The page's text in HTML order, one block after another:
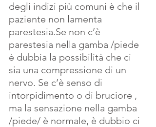
degli indizi più comuni è che il
paziente non lamenta
parestesia.Se non c’è
parestesia nella gamba /piede
è dubbia la possibilità che ci
sia una compressione di un
nervo. Se c’è senso di
intorpidimento o di bruciore ,
ma la sensazione nella gamba
/piede/ è normale, è dubbio ci